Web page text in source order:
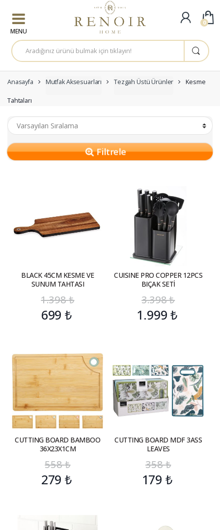
A
r
a
a
:
Anasayfa Mutfak Aksesuarları Tezgah Üstü Ürünler Kesme
Tahtaları
Filtrele
BLACK 45CM KESME VE
SUNUM TAHTASI
1.398₺
699₺
CUISINE PRO COPPER 12PCS
BIÇAK SETİ
3.398₺
1.999₺
CUTTING BOARD BAMBOO
36X23X1CM
558₺
279₺
CUTTING BOARD MDF 3ASS
LEAVES
358₺
179 ₺
0